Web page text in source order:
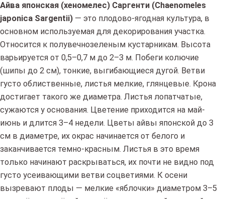
Айва японская (хеномелес) Саргенти (Chaenomeles
japonica Sargentii) — это плодово-ягодная культура, в
основном используемая для декорирования участка.
Относится к полувечнозеленым кустарникам. Высота
варьируется от 0,5–0,7 м до 2–3 м. Побеги колючие
(шипы до 2 см), тонкие, выгибающиеся дугой. Ветви
густо облиственные, листья мелкие, глянцевые. Крона
достигает такого же диаметра. Листья лопатчатые,
сужаются у основания. Цветение приходится на май-
июнь и длится 3–4 недели. Цветы айвы японской до 3
см в диаметре, их окрас начинается от белого и
заканчивается темно-красным. Листья в это время
только начинают раскрываться, их почти не видно под
густо усеивающими ветви соцветиями. К осени
вызревают плоды — мелкие «яблочки» диаметром 3–5